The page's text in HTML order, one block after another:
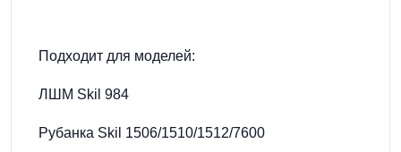
Подходит для моделей:
ЛШМ Skil 984
Рубанка Skil 1506/1510/1512/7600